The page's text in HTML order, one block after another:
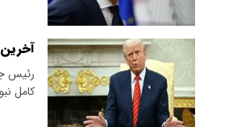
رئیس
کامل